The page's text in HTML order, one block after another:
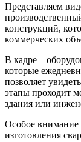
Представляем
конструкций,
коммерческих
В кадре –
которые
позволяет
этапы проходит
здания или
Особое внимание
изготовления